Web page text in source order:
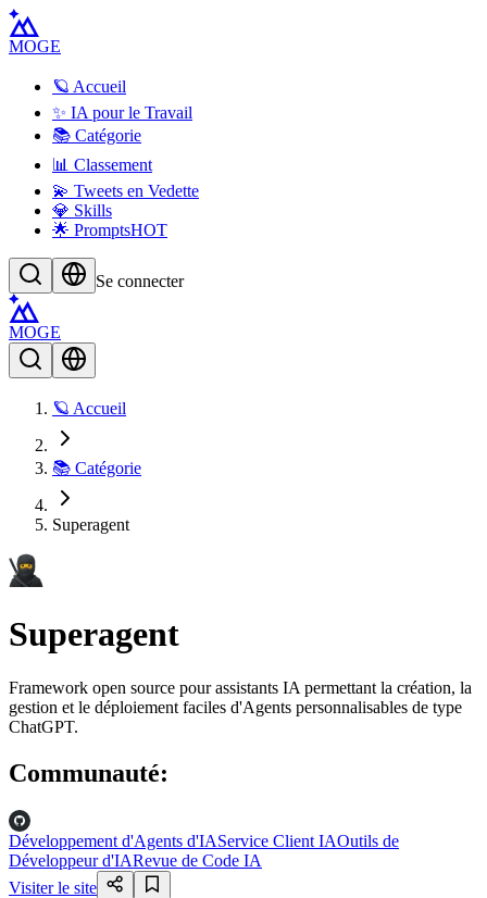
MOGE
🪐 Accueil
✨ IA pour le Travail
📚 Catégorie
📊 Classement
💫 Tweets en Vedette
💎 Skills
🌟 PromptsHOT
Se connecter
MOGE
🪐 Accueil
📚 Catégorie
Superagent
Superagent
Framework open source pour assistants IA permettant la création, la
gestion et le déploiement faciles d'Agents personnalisables de type
ChatGPT.
Communauté:
Développement d'Agents d'IAService Client IAOutils de
Développeur d'IARevue de Code IA
Visiter le site